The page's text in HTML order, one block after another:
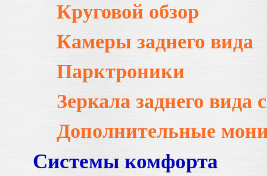
Круговой обзор
Камеры заднего вида
Парктроники
Зеркала заднего вида
Дополнительные
Системы комфорта